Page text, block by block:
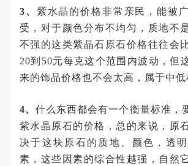
3、 紫水晶的价格非常亲民，能被
受，对于颜色分布不均匀，质地不
不强的这类紫晶石原石价格往往会
20到50元每克这个范围内波动，但
来的饰品价格也不会太高，属于中低
4、什么东西都会有一个衡量标准，
紫水晶原石的价格，总的来说，原
决于这块原石的质地、颜色，透
素，这些因素的综合性越强，自然